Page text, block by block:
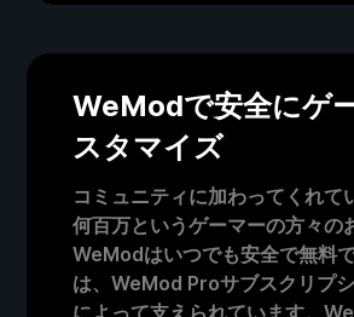
WeModで安全にゲ
スタマイズ
コミュニティに加わってくれて
何百万というゲーマーの方々の
WeModはいつでも安全で無料
は、WeMod Proサブスクリプ